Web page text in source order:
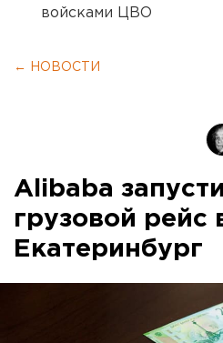
войсками ЦВО
← НОВОСТИ
Alibaba
грузовой рейс
Екатеринбург